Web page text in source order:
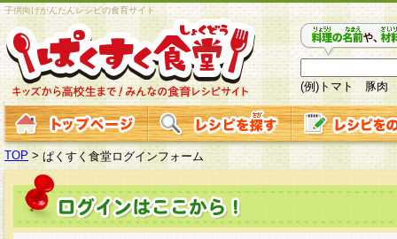
子供向けかんたんレシピの食育サイト
(例)トマト 豚肉
TOP > ぱくすく食堂ログインフォーム